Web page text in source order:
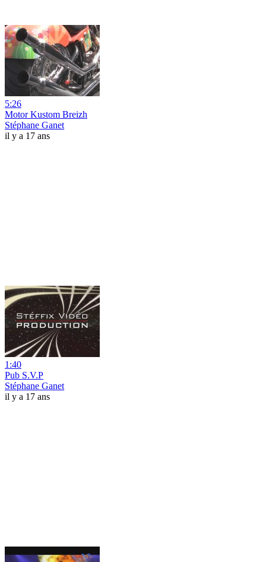
5:26
Motor Kustom Breizh
Stéphane Ganet
il y a 17 ans
1:40
Pub S.V.P
Stéphane Ganet
il y a 17 ans